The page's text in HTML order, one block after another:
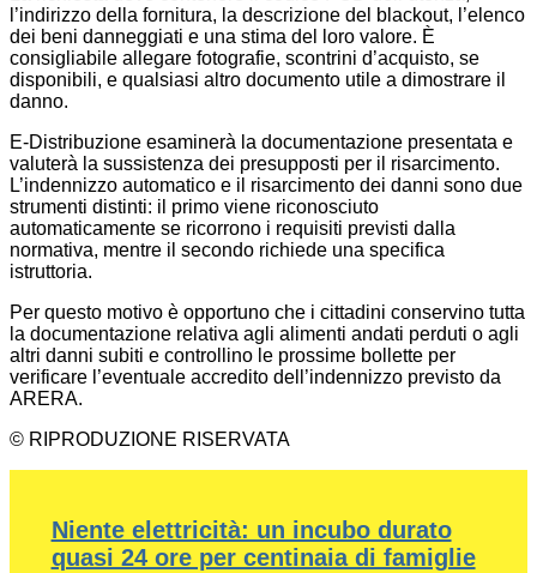
l’indirizzo della fornitura, la descrizione del blackout, l’elenco
dei beni danneggiati e una stima del loro valore. È
consigliabile allegare fotografie, scontrini d’acquisto, se
disponibili, e qualsiasi altro documento utile a dimostrare il
danno.
E-Distribuzione esaminerà la documentazione presentata e
valuterà la sussistenza dei presupposti per il risarcimento.
L’indennizzo automatico e il risarcimento dei danni sono due
strumenti distinti: il primo viene riconosciuto
automaticamente se ricorrono i requisiti previsti dalla
normativa, mentre il secondo richiede una specifica
istruttoria.
Per questo motivo è opportuno che i cittadini conservino tutta
la documentazione relativa agli alimenti andati perduti o agli
altri danni subiti e controllino le prossime bollette per
verificare l’eventuale accredito dell’indennizzo previsto da
ARERA.
© RIPRODUZIONE RISERVATA
Niente elettricità: un incubo durato
quasi 24 ore per centinaia di famiglie